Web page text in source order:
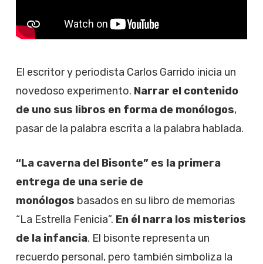
El escritor y periodista Carlos Garrido inicia un
novedoso experimento. Narrar el contenido
de uno sus libros en forma de monólogos,
pasar de la palabra escrita a la palabra hablada.
“La caverna del Bisonte” es la primera
entrega de una serie de
monólogos basados en su libro de memorias
“La Estrella Fenicia”. En él narra los misterios
de la infancia. El bisonte representa un
recuerdo personal, pero también simboliza la